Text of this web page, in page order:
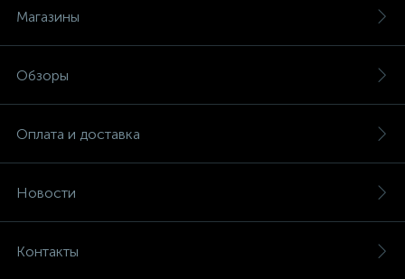
Магазины
Обзоры
Оплата и доставка
Новости
Контакты